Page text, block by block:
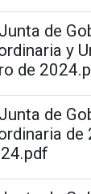
de
y
de
de
de